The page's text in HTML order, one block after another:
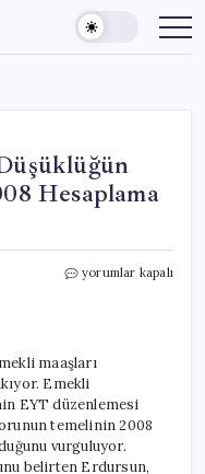
Hesaplama
Emekli
Değil,
2008
Hesaplama
Sistemi
için
yorumlar kapalı
maaşları
Emekli
EYT düzenlemesi
temelinin 2008
vurguluyor.
belirten Erdursun,